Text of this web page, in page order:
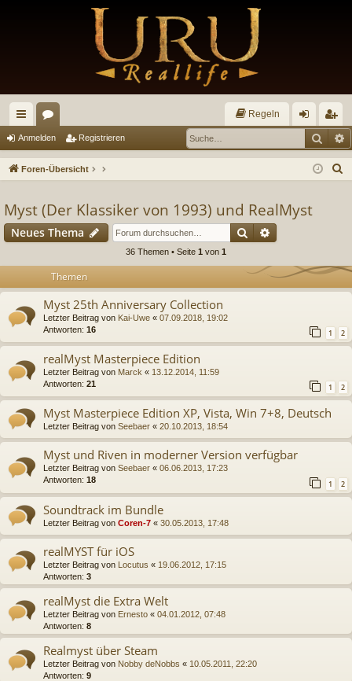
ch
ne
ug
riff
or
en
Regeln
m
de
eg
ist
Anmelden Registrieren
Foren-Übersicht
Myst (Der Klassiker von 1993) und RealMyst
Neues Thema Suche
36 Themen • Seite 1 von 1
Themen
Myst 25th Anniversary Collection
Letzter Beitrag von Kai-Uwe « 07.09.2018, 19:02
Antworten: 16 1 2
realMyst Masterpiece Edition
Letzter Beitrag von Marck « 13.12.2014, 11:59
Antworten: 21 1 2
Myst Masterpiece Edition XP, Vista, Win 7+8, Deutsch
Letzter Beitrag von Seebaer « 20.10.2013, 18:54
Myst und Riven in moderner Version verfügbar
Letzter Beitrag von Seebaer « 06.06.2013, 17:23
Antworten: 18 1 2
Soundtrack im Bundle
Letzter Beitrag von Coren-7 « 30.05.2013, 17:48
realMYST für iOS
Letzter Beitrag von Locutus « 19.06.2012, 17:15
Antworten: 3
realMyst die Extra Welt
Letzter Beitrag von Ernesto « 04.01.2012, 07:48
Antworten: 8
Realmyst über Steam
Letzter Beitrag von Nobby deNobbs « 10.05.2011, 22:20
Antworten: 9